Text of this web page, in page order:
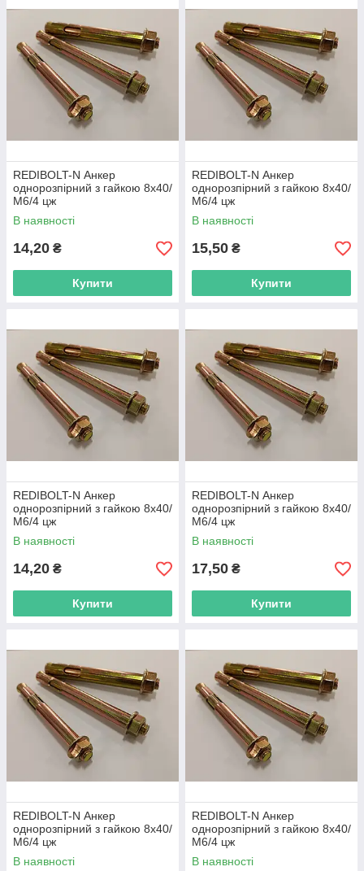
REDIBOLT-N Анкер
однорозпірний з гайкою 8х40/
М6/4 цж
В наявності
14,20 ₴
Купити
REDIBOLT-N Анкер
однорозпірний з гайкою 8х40/
М6/4 цж
В наявності
15,50 ₴
Купити
REDIBOLT-N Анкер
однорозпірний з гайкою 8х40/
М6/4 цж
В наявності
14,20 ₴
Купити
REDIBOLT-N Анкер
однорозпірний з гайкою 8х40/
М6/4 цж
В наявності
17,50 ₴
Купити
REDIBOLT-N Анкер
однорозпірний з гайкою 8х40/
М6/4 цж
В наявності
REDIBOLT-N Анкер
однорозпірний з гайкою 8х40/
М6/4 цж
В наявності